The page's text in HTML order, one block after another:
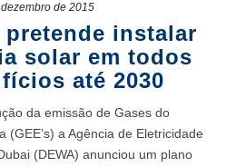
de 2015
pretende instalar
solar em todos
até 2030
da emissão de Gases do
(GEE’s) a Agência de Eletricidade
(DEWA) anunciou um plano